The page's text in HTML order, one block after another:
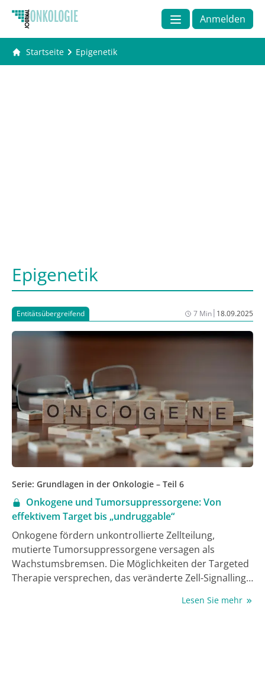
Anmelden
Startseite Epigenetik
Epigenetik
Entitätsübergreifend 7 Min| 18.09.2025
Serie: Grundlagen in der Onkologie – Teil 6
Onkogene und Tumorsuppressorgene: Von
effektivem Target bis „undruggable“
Onkogene fördern unkontrollierte Zellteilung,
mutierte Tumorsuppressorgene versagen als
Wachstumsbremsen. Die Möglichkeiten der Targeted
Therapie versprechen, das veränderte Zell-Signalling
Lesen Sie mehr